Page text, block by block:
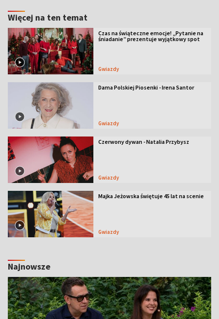
Więcej na ten temat
Czas na świąteczne emocje! „Pytanie na
śniadanie” prezentuje wyjątkowy spot
Gwiazdy
Dama Polskiej Piosenki - Irena Santor
Gwiazdy
Czerwony dywan - Natalia Przybysz
Gwiazdy
Majka Jeżowska świętuje 45 lat na scenie
Gwiazdy
Najnowsze